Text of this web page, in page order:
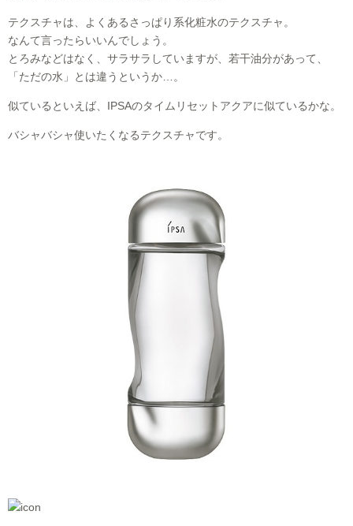
テクスチャは、よくあるさっぱり系化粧水のテクスチャ。
なんて言ったらいいんでしょう。
とろみなどはなく、サラサラしていますが、若干油分があって、
「ただの水」とは違うというか…。
似ているといえば、IPSAのタイムリセットアクアに似ているかな。
バシャバシャ使いたくなるテクスチャです。